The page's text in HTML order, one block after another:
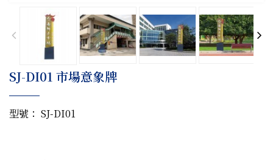
SJ-DI01 市場意象牌
型號： SJ-DI01